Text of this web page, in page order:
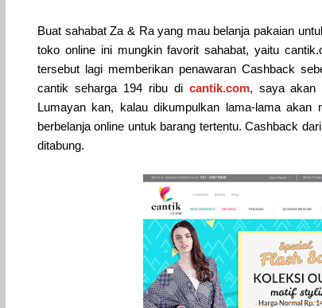
Buat sahabat Za & Ra yang mau belanja pakaian
toko online ini mungkin favorit sahabat, yaitu
tersebut lagi memberikan penawaran Cashback
cantik seharga 194 ribu di cantik.com, saya akan
Lumayan kan, kalau dikumpulkan lama-lama
berbelanja online untuk barang tertentu. Cashback
ditabung.